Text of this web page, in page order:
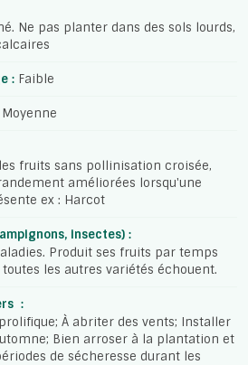
Ne pas planter dans des sols lourds,
: Faible
Moyenne
fruits sans pollinisation croisée,
améliorées lorsqu'une
ex : Harcot
insectes) :
Produit ses fruits par temps
les autres variétés échouent.
:
À abriter des vents; Installer
Bien arroser à la plantation et
de sécheresse durant les